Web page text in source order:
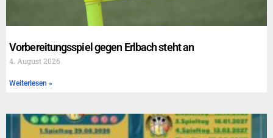
Vorbereitungsspiel gegen Erlbach steht an
4. August 2026
Weiterlesen »